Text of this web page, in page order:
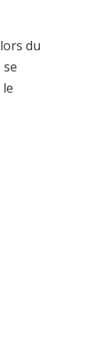
du